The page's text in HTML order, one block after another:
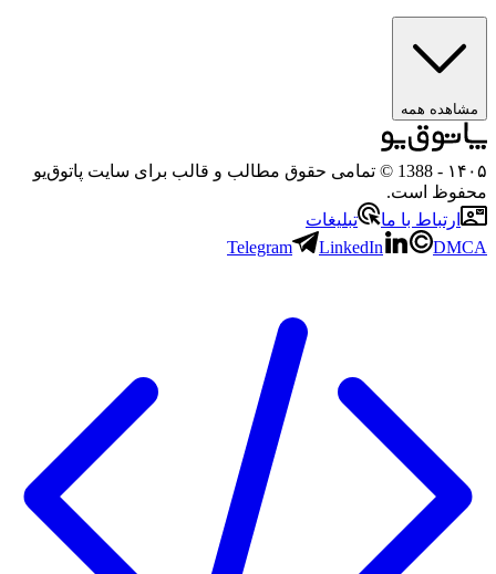
مشاهده همه
۱۴۰۵
- 1388 © تمامی حقوق مطالب و قالب برای سایت پاتوق‌یو
محفوظ است.
ارتباط با ما
تبلیغات
Telegram
LinkedIn DMCA